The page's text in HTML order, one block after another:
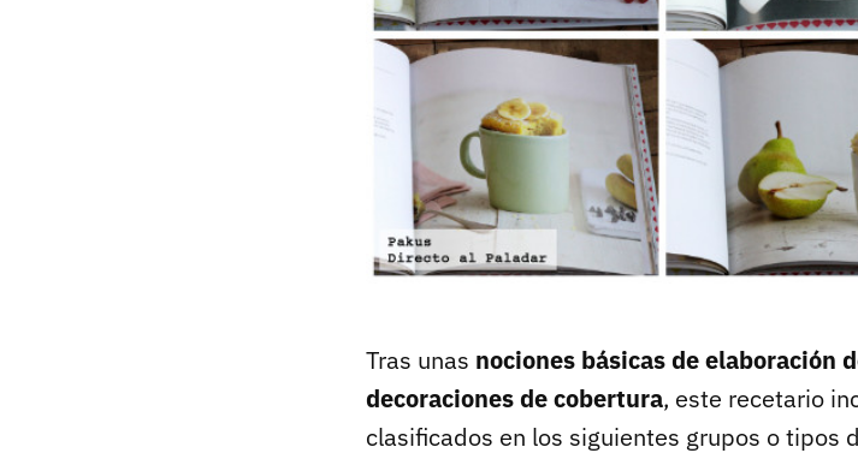
Tras unas nociones básicas de elaboración
decoraciones de cobertura, este recetario
clasificados en los siguientes grupos o tipos